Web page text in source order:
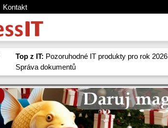
Kontakt
Top z IT: Pozoruhodné IT produkty pro rok 2026
Správa dokumentů